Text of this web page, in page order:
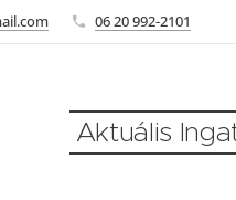
06 20 992-2101
Aktuális